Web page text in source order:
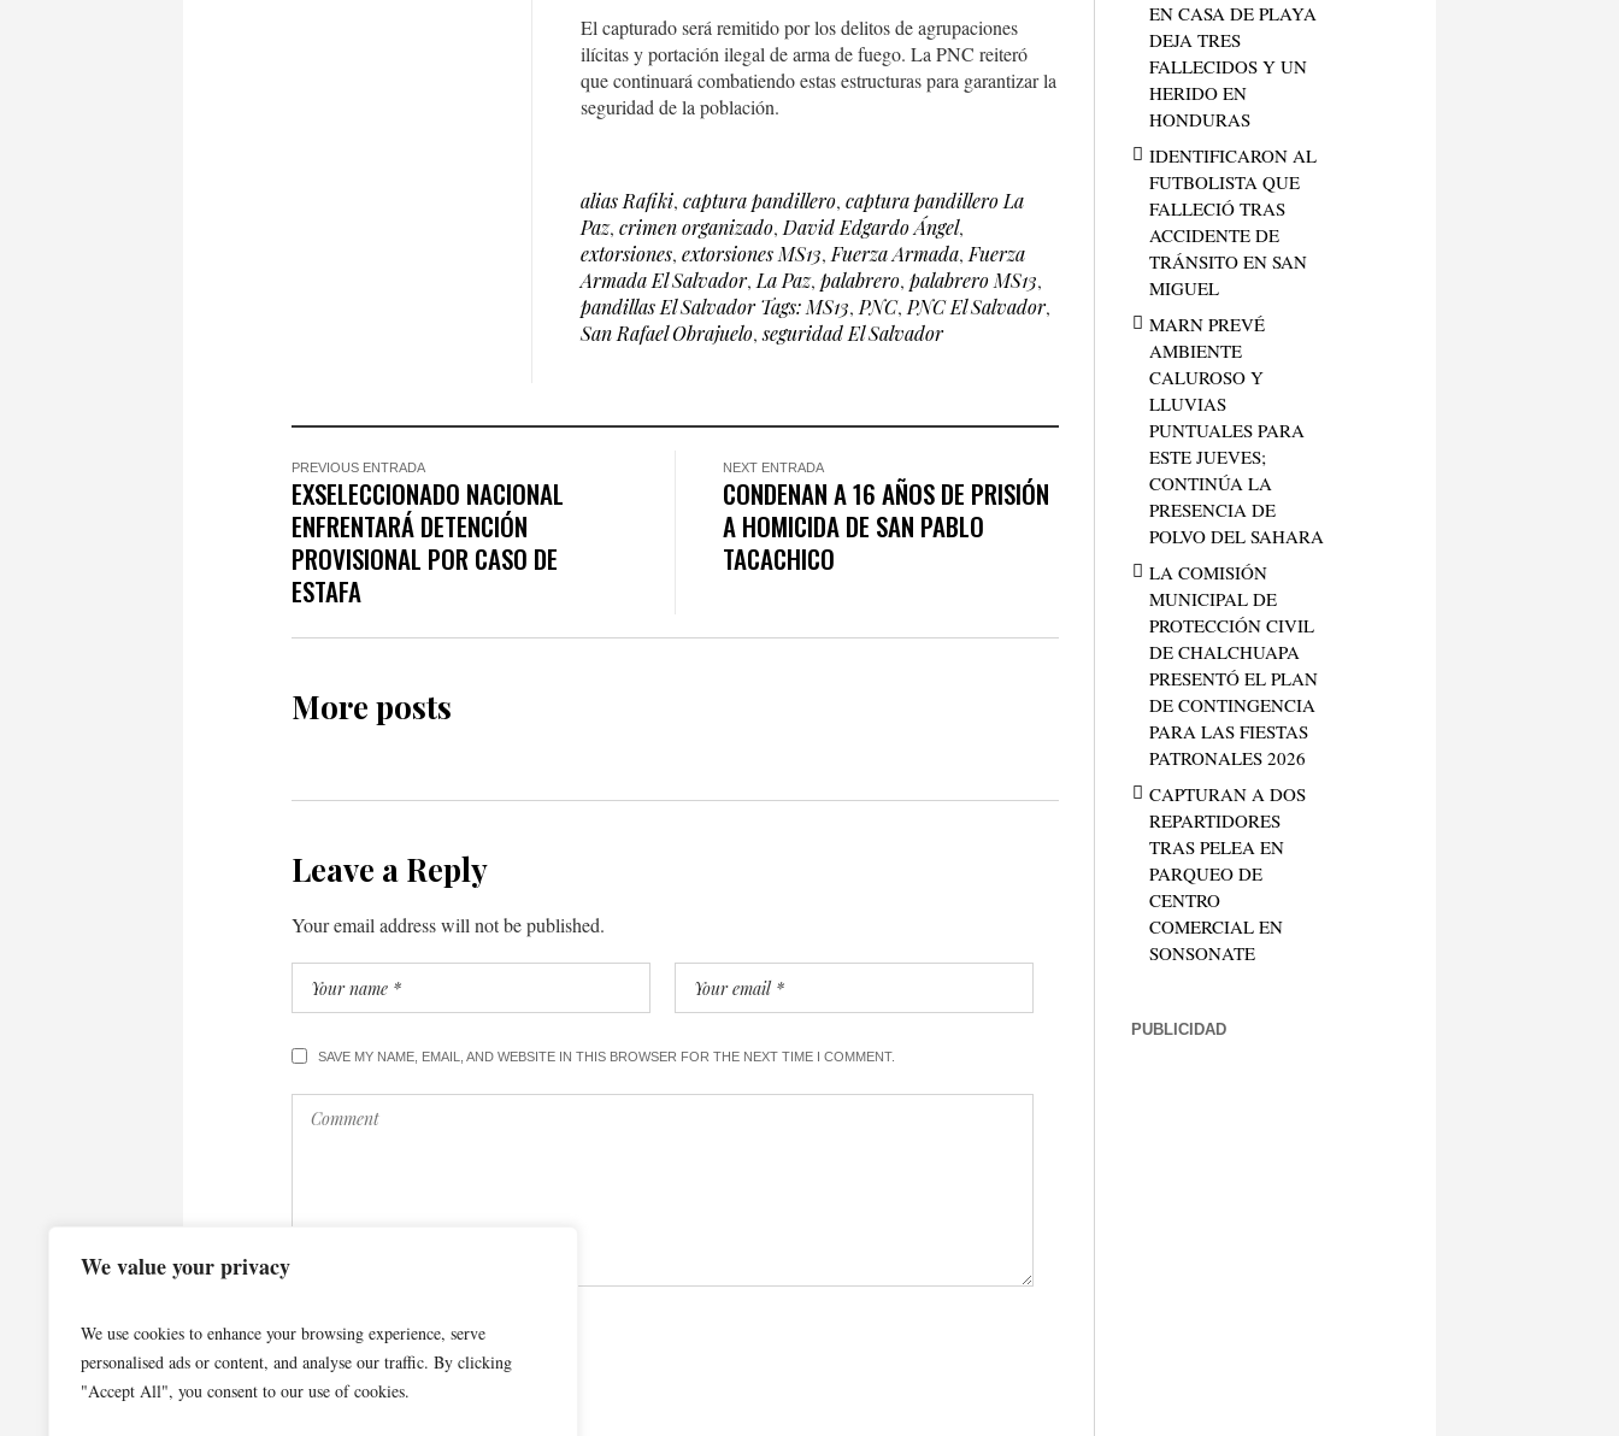
We value your privacy
We use cookies to enhance your browsing experience, serve
personalised ads or content, and analyse our traffic. By clicking
"Accept All", you consent to our use of cookies.
El capturado será remitido por los delitos de agrupaciones
ilícitas y portación ilegal de arma de fuego. La PNC reiteró
que continuará combatiendo estas estructuras para garantizar la
seguridad de la población.
alias Rafiki, captura pandillero, captura pandillero La
Paz, crimen organizado,David Edgardo Ángel,
extorsiones, extorsiones MS13,Fuerza Armada,Fuerza
Armada El Salvador,La Paz, palabrero, palabrero MS13,
pandillas El Salvador Tags: MS13,PNC,PNC El Salvador,
San Rafael Obrajuelo,seguridad El Salvador
PREVIOUS ENTRADA
EXSELECCIONADO NACIONAL
ENFRENTARÁ DETENCIÓN
PROVISIONAL POR CASO DE
ESTAFA
NEXT ENTRADA
CONDENAN A 16 AÑOS DE PRISIÓN
A HOMICIDA DE SAN PABLO
TACACHICO
More posts
Leave a Reply
Your email address will not be published.
SAVE MY NAME, EMAIL, AND WEBSITE IN THIS BROWSER FOR THE NEXT TIME I COMMENT.
EN CASA DE PLAYA
DEJA TRES
FALLECIDOS Y UN
HERIDO EN
HONDURAS
IDENTIFICARON AL
FUTBOLISTA QUE
FALLECIÓ TRAS
ACCIDENTE DE
TRÁNSITO EN SAN
MIGUEL
MARN PREVÉ
AMBIENTE
CALUROSO Y
LLUVIAS
PUNTUALES PARA
ESTE JUEVES;
CONTINÚA LA
PRESENCIA DE
POLVO DEL SAHARA
LA COMISIÓN
MUNICIPAL DE
PROTECCIÓN CIVIL
DE CHALCHUAPA
PRESENTÓ EL PLAN
DE CONTINGENCIA
PARA LAS FIESTAS
PATRONALES 2026
CAPTURAN A DOS
REPARTIDORES
TRAS PELEA EN
PARQUEO DE
CENTRO
COMERCIAL EN
SONSONATE
PUBLICIDAD